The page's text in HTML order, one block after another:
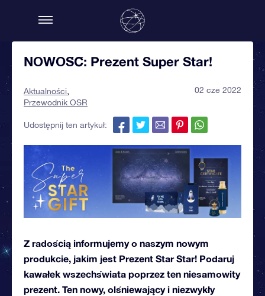
NOWOŚĆ: Prezent Super Star!
Aktualności
Przewodnik OSR
02 cze 2022
Udostępnij ten artykuł:
Z radością informujemy o naszym nowym
produkcie, jakim jest Prezent Star Star! Podaruj
kawałek wszechświata poprzez ten niesamowity
prezent. Ten nowy, olśniewający i niezwykły